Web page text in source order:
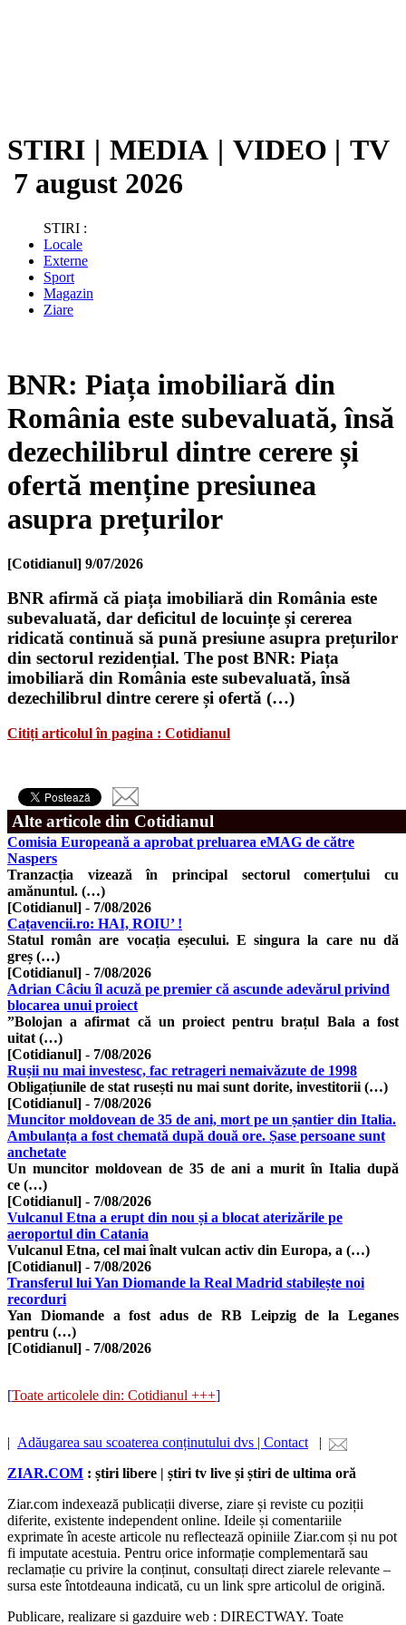
STIRI | MEDIA | VIDEO | TV
7 august 2026
STIRI :
Locale
Externe
Sport
Magazin
Ziare
BNR: Piața imobiliară din
România este subevaluată, însă
dezechilibrul dintre cerere și
ofertă menține presiunea
asupra prețurilor
[Cotidianul] 9/07/2026
BNR afirmă că piața imobiliară din România este
subevaluată, dar deficitul de locuințe și cererea
ridicată continuă să pună presiune asupra prețurilor
din sectorul rezidențial. The post BNR: Piața
imobiliară din România este subevaluată, însă
dezechilibrul dintre cerere și ofertă (…)
Citiți articolul în pagina : Cotidianul
Alte articole din Cotidianul
Comisia Europeană a aprobat preluarea eMAG de către
Naspers
Tranzacția vizează în principal sectorul comerțului cu
amănuntul. (…)
[Cotidianul] - 7/08/2026
Cațavencii.ro: HAI, ROIU’ !
Statul român are vocația eșecului. E singura la care nu dă
greș (…)
[Cotidianul] - 7/08/2026
Adrian Câciu îl acuză pe premier că ascunde adevărul privind
blocarea unui proiect
”Bolojan a afirmat că un proiect pentru brațul Bala a fost
uitat (…)
[Cotidianul] - 7/08/2026
Rușii nu mai investesc, fac retrageri nemaivăzute de 1998
Obligațiunile de stat rusești nu mai sunt dorite, investitorii (…)
[Cotidianul] - 7/08/2026
Muncitor moldovean de 35 de ani, mort pe un șantier din Italia.
Ambulanța a fost chemată după două ore. Șase persoane sunt
anchetate
Un muncitor moldovean de 35 de ani a murit în Italia după
ce (…)
[Cotidianul] - 7/08/2026
Vulcanul Etna a erupt din nou și a blocat aterizările pe
aeroportul din Catania
Vulcanul Etna, cel mai înalt vulcan activ din Europa, a (…)
[Cotidianul] - 7/08/2026
Transferul lui Yan Diomande la Real Madrid stabilește noi
recorduri
Yan Diomande a fost adus de RB Leipzig de la Leganes
pentru (…)
[Cotidianul] - 7/08/2026
[Toate articolele din: Cotidianul +++]
| Adăugarea sau scoaterea conținutului dvs | Contact |
ZIAR.COM : știri libere | știri tv live și știri de ultima oră
Ziar.com indexează publicații diverse, ziare și reviste cu poziții
diferite, existente independent online. Ideile și comentariile
exprimate în aceste articole nu reflectează opiniile Ziar.com și nu pot
fi imputate acestuia. Pentru orice informație complementară sau
reclamație cu privire la conținut, consultați direct ziarele relevante –
sursa este întotdeauna indicată, cu un link spre articolul de origină.
Publicare, realizare si gazduire web : DIRECTWAY. Toate